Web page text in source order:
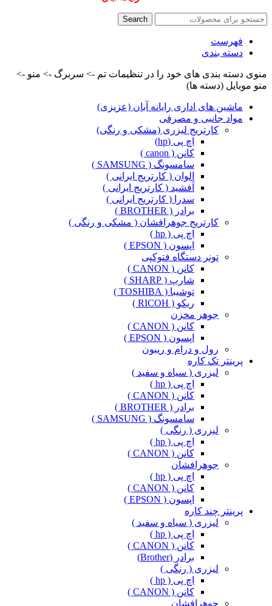
Search
فهرست
دسته بندی
منوی دسته بندی های خود را در تنظیمات تم -> سربرگ -> منو ->
منو موبایل (دسته ها)
ماشین های اداری رایانه آبان (عزیزی)
مواد جانبی و مصرفی
کارتریج لیزری (مشکی و رنگی)
اچ پی (hp)
کانن ( canon )
سامسونگ ( SAMSUNG )
الوان ( کارتریج ایرانی )
آفشید ( کارتریج ایرانی )
سدرا ( کارتریج ایرانی )
برادر ( BROTHER )
کارتریج جوهرافشان ( مشکی و رنگی )
اچ پی ( hp )
اپسون ( EPSON )
تونر دستگاه فتوکپی
کانن ( CANON )
شارپ ( SHARP )
توشیبا ( TOSHIBA )
ریکو ( RICOH )
جوهر مخزن
کانن ( CANON )
اپسون ( EPSON )
رول و درام و ریبون
پرینتر تک کاره
لیزری ( سیاه و سفید )
اچ پی ( hp )
کانن ( CANON )
برادر ( BROTHER )
سامسونگ ( SAMSUNG )
لیزری ( رنگی )
اچ پی ( hp )
کانن ( CANON )
جوهرافشان
اچ پی ( hp )
کانن ( CANON )
اپسون ( EPSON )
پرینتر چند کاره
لیزری ( سیاه و سفید )
اچ پی ( hp )
کانن ( CANON )
برادر (Brother)
لیزری ( رنگی )
اچ پی ( hp )
کانن ( CANON )
جوهرافشان